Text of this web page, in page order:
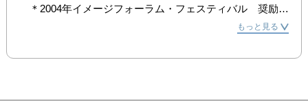
＊2004年イメージフォーラム・フェスティバル　奨励賞
＊2004年AFTER THE REALITY展（東京：ヒロミヨシ
など
もっと見る